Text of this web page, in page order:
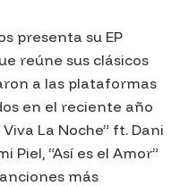
presenta su EP
reúne sus clásicos
a las plataformas
en el reciente año
Viva La Noche” ft. Dani
Piel, “Así es el Amor”
más